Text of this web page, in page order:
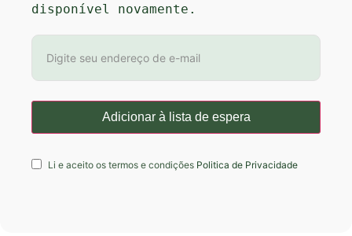
disponível novamente.
Li e aceito os termos e condições Politica de Privacidade